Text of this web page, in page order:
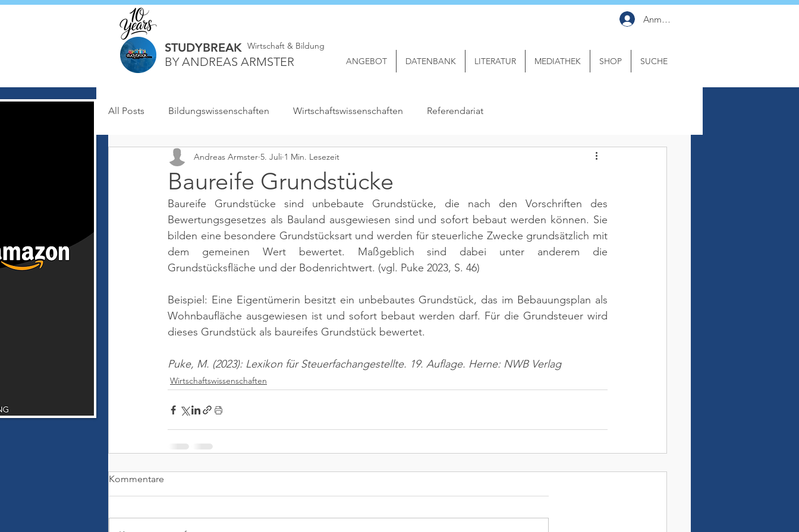
STUDYBREAK
BY ANDREAS ARMSTER
Wirtschaft & Bildung
Anmelden
ANGEBOT DATENBANK LITERATUR MEDIATHEK SHOP SUCHE
All Posts Bildungswissenschaften Wirtschaftswissenschaften Referendariat
Baureife Grundstücke
Andreas Armster 5. Juli 1 Min. Lesezeit
Baureife Grundstücke sind unbebaute Grundstücke, die nach den Vorschriften des
Bewertungsgesetzes als Bauland ausgewiesen sind und sofort bebaut werden können. Sie
bilden eine besondere Grundstücksart und werden für steuerliche Zwecke grundsätzlich mit
dem gemeinen Wert bewertet. Maßgeblich sind dabei unter anderem die
Grundstücksfläche und der Bodenrichtwert. (vgl. Puke 2023, S. 46)
Beispiel: Eine Eigentümerin besitzt ein unbebautes Grundstück, das im Bebauungsplan als
Wohnbaufläche ausgewiesen ist und sofort bebaut werden darf. Für die Grundsteuer wird
dieses Grundstück als baureifes Grundstück bewertet.
Puke, M. (2023): Lexikon für Steuerfachangestellte. 19. Auflage. Herne: NWB Verlag
Wirtschaftswissenschaften
Kommentare